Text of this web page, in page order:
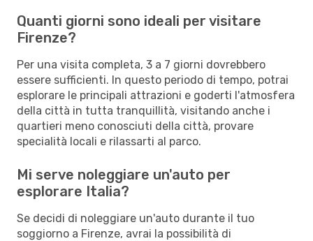
Quanti giorni sono ideali per visitare
Firenze?
Per una visita completa, 3 a 7 giorni dovrebbero
essere sufficienti. In questo periodo di tempo, potrai
esplorare le principali attrazioni e goderti l'atmosfera
della città in tutta tranquillità, visitando anche i
quartieri meno conosciuti della città, provare
specialità locali e rilassarti al parco.
Mi serve noleggiare un'auto per
esplorare Italia?
Se decidi di noleggiare un'auto durante il tuo
soggiorno a Firenze, avrai la possibilità di